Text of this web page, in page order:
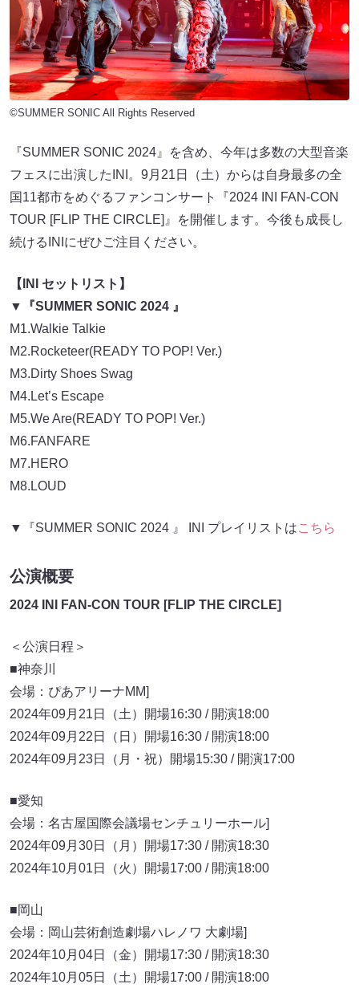
©SUMMER SONIC All Rights Reserved
『SUMMER SONIC 2024』を含め、今年は多数の大型音楽
フェスに出演したINI。9月21日（土）からは自身最多の全
国11都市をめぐるファンコンサート『2024 INI FAN-CON
TOUR [FLIP THE CIRCLE]』を開催します。今後も成長し
続けるINIにぜひご注目ください。
【INI セットリスト】
▼『SUMMER SONIC 2024 』
M1.Walkie Talkie
M2.Rocketeer(READY TO POP! Ver.)
M3.Dirty Shoes Swag
M4.Let’s Escape
M5.We Are(READY TO POP! Ver.)
M6.FANFARE
M7.HERO
M8.LOUD
▼『SUMMER SONIC 2024 』 INI プレイリストはこちら
公演概要
2024 INI FAN-CON TOUR [FLIP THE CIRCLE]
＜公演日程＞
■神奈川
会場：ぴあアリーナMM]
2024年09月21日（土）開場16:30 / 開演18:00
2024年09月22日（日）開場16:30 / 開演18:00
2024年09月23日（月・祝）開場15:30 / 開演17:00
■愛知
会場：名古屋国際会議場センチュリーホール]
2024年09月30日（月）開場17:30 / 開演18:30
2024年10月01日（火）開場17:00 / 開演18:00
■岡山
会場：岡山芸術創造劇場ハレノワ 大劇場]
2024年10月04日（金）開場17:30 / 開演18:30
2024年10月05日（土）開場17:00 / 開演18:00